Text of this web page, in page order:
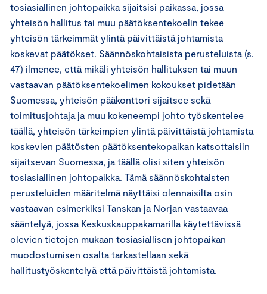
tosiasiallinen johtopaikka sijaitsisi paikassa, jossa
yhteisön hallitus tai muu päätöksentekoelin tekee
yhteisön tärkeimmät ylintä päivittäistä johtamista
koskevat päätökset. Säännöskohtaisista perusteluista (s.
47) ilmenee, että mikäli yhteisön hallituksen tai muun
vastaavan päätöksentekoelimen kokoukset pidetään
Suomessa, yhteisön pääkonttori sijaitsee sekä
toimitusjohtaja ja muu kokeneempi johto työskentelee
täällä, yhteisön tärkeimpien ylintä päivittäistä johtamista
koskevien päätösten päätöksentekopaikan katsottaisiin
sijaitsevan Suomessa, ja täällä olisi siten yhteisön
tosiasiallinen johtopaikka. Tämä säännöskohtaisten
perusteluiden määritelmä näyttäisi olennaisilta osin
vastaavan esimerkiksi Tanskan ja Norjan vastaavaa
sääntelyä, jossa Keskuskauppakamarilla käytettävissä
olevien tietojen mukaan tosiasiallisen johtopaikan
muodostumisen osalta tarkastellaan sekä
hallitustyöskentelyä että päivittäistä johtamista.